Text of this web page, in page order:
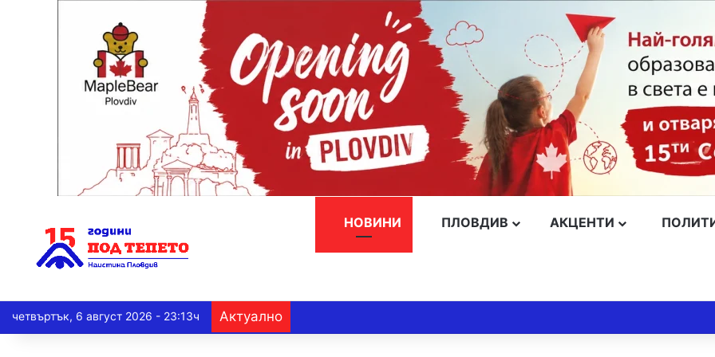
НОВИНИ ПЛОВДИВ АКЦЕНТИ
четвъртък, 6 август 2026 - 23:13ч Актуално